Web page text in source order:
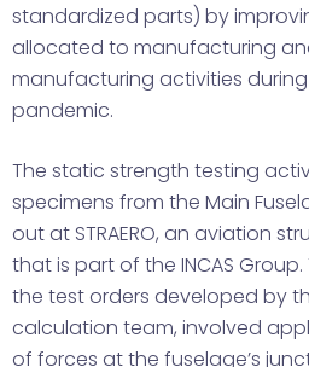
standardized parts) by
allocated to manufacturing
manufacturing activities during
pandemic.
The static strength testing
specimens from the Main
out at STRAERO, an aviation
that is part of the INCAS
the test orders developed by
calculation team, involved
of forces at the fuselage’s